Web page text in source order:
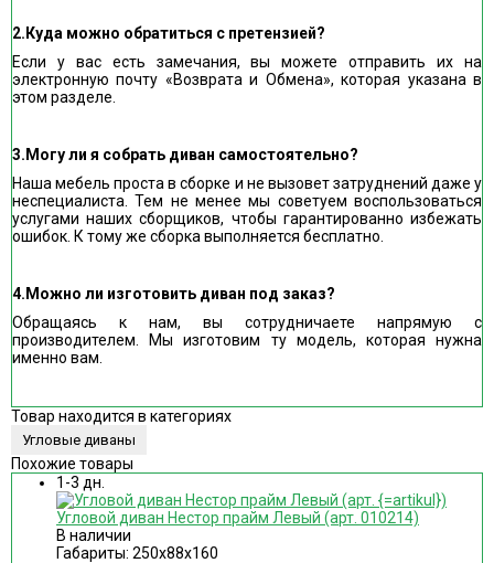
2.Куда можно обратиться с претензией?
Если у вас есть замечания, вы можете отправить их на
электронную почту «Возврата и Обмена», которая указана в
этом разделе.
3.Могу ли я собрать диван самостоятельно?
Наша мебель проста в сборке и не вызовет затруднений даже у
неспециалиста. Тем не менее мы советуем воспользоваться
услугами наших сборщиков, чтобы гарантированно избежать
ошибок. К тому же сборка выполняется бесплатно.
4.Можно ли изготовить диван под заказ?
Обращаясь к нам, вы сотрудничаете напрямую с
производителем. Мы изготовим ту модель, которая нужна
именно вам.
Товар находится в категориях
Угловые диваны
Похожие товары
1-3 дн.
Угловой диван Нестор прайм Левый (арт. 010214)
В наличии
Габариты: 250х88х160